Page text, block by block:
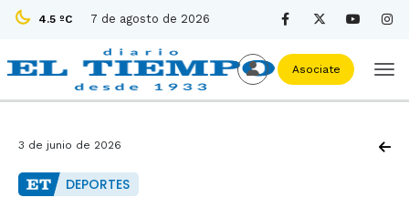
4.5 ºC 7 de agosto de 2026
Asociate
3 de junio de 2026
DEPORTES